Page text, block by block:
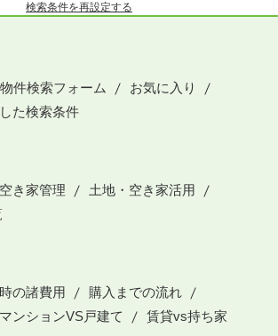
検索条件を再設定する
物件検索フォーム
お気に入り
た検索条件
空き家管理
土地・空き家活用
の諸費用
購入までの流れ
マンションVS戸建て 賃貸vs持ち家